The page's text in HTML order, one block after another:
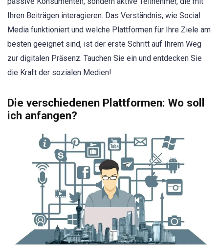
Ihren Beiträgen interagieren. Das Verständnis, wie Social
Media funktioniert und welche Plattformen für Ihre Ziele am
besten geeignet sind, ist der erste Schritt auf Ihrem Weg
zur digitalen Präsenz. Tauchen Sie ein und entdecken Sie
die Kraft der sozialen Medien!
Die verschiedenen Plattformen: Wo soll
ich anfangen?